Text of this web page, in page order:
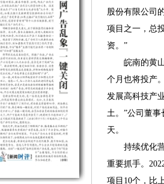
股份有限公司
项目之一，总
资。”
皖南的黄山
个月也将投产
发展高科技产
土。”公司董
天。
持续优化营
重要抓手。
项目10个，比